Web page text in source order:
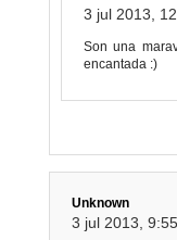
3 jul 2013,
Son una
encantada :)
Unknown
3 jul 2013,